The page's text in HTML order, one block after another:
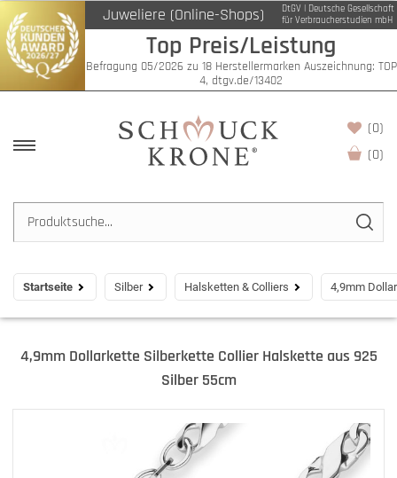
Juweliere (Online-Shops)
DtGV | Deutsche Gesellschaft
für Verbraucherstudien mbH
Top Preis/Leistung
Befragung 05/2026 zu 18 Herstellermarken Auszeichnung: TOP
4, dtgv.de/13402
(0)
(0)
Startseite Silber Halsketten & Colliers 4,9mm
4,9mm Dollarkette Silberkette Collier Halskette aus 925
Silber 55cm